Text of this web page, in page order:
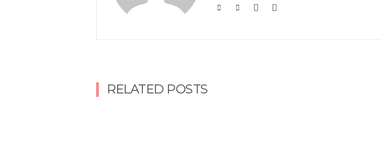
RELATED POSTS